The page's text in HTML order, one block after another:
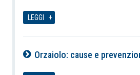
LEGGI
Orzaiolo: cause e